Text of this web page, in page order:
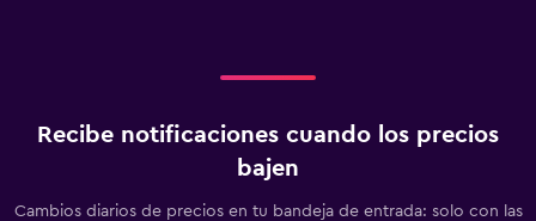
Recibe notificaciones cuando los precios
bajen
Cambios diarios de precios en tu bandeja de entrada: solo con las